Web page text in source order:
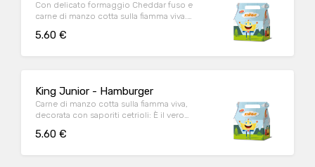
Con delicato formaggio Cheddar fuso e
carne di manzo cotta sulla fiamma viva.
5.60 €
King Junior - Hamburger
Carne di manzo cotta sulla fiamma viva,
decorata con saporiti cetrioli: È il vero
5.60 €